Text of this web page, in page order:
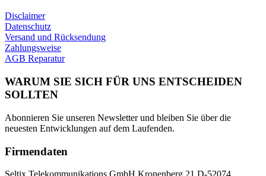
Disclaimer
Datenschutz
Versand und Rücksendung
Zahlungsweise
AGB Reparatur
WARUM SIE SICH FÜR UNS ENTSCHEIDEN
SOLLTEN
Abonnieren Sie unseren Newsletter und bleiben Sie über die
neuesten Entwicklungen auf dem Laufenden.
Firmendaten